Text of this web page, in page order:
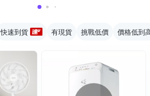
快速到貨 有現貨 挑戰低價 價格低到